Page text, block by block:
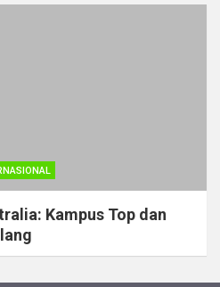
Kampus Top dan